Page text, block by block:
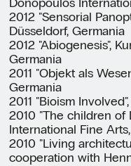
2012 "Sensorial
Düsseldorf, Germania
2012 "Abiogenesis",
Germania
2011 "Objekt als
Germania
2011 "Bioism
2010 "The children of
International Fine
2010 "Living
cooperation with